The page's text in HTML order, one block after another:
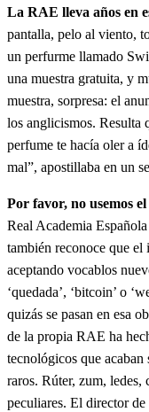
La RAE lleva años en
pantalla, pelo al viento,
un perfurme llamado
una muestra gratuita, y
muestra, sorpresa: el
los anglicismos. Resulta
perfume te hacía oler a
mal”, apostillaba en un
Por favor, no usemos el
Real Academia
también reconoce que
aceptando vocablos
‘quedada’, ‘bitcoin’ o
quizás se pasan en esa
de la propia RAE ha
tecnológicos que
raros. Rúter, zum, ledes,
peculiares. El director